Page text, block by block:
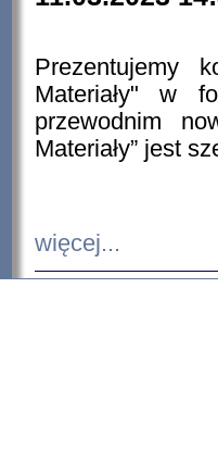
Prezentujemy
Materiały" w
przewodnim
Materiały” jest
więcej...